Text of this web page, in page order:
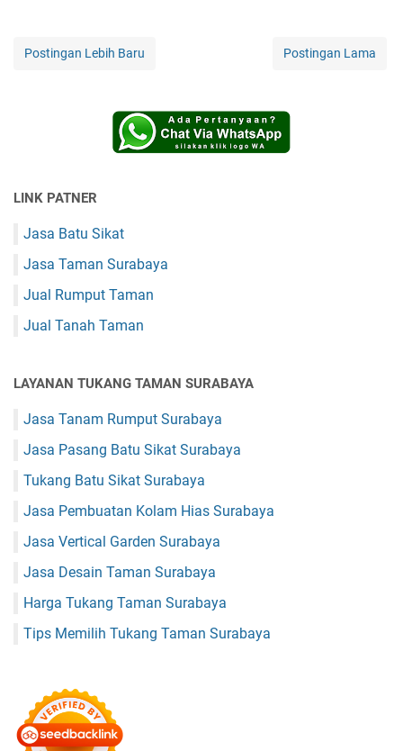
Postingan Lebih Baru Postingan Lama
LINK PATNER
Jasa Batu Sikat
Jasa Taman Surabaya
Jual Rumput Taman
Jual Tanah Taman
LAYANAN TUKANG TAMAN SURABAYA
Jasa Tanam Rumput Surabaya
Jasa Pasang Batu Sikat Surabaya
Tukang Batu Sikat Surabaya
Jasa Pembuatan Kolam Hias Surabaya
Jasa Vertical Garden Surabaya
Jasa Desain Taman Surabaya
Harga Tukang Taman Surabaya
Tips Memilih Tukang Taman Surabaya